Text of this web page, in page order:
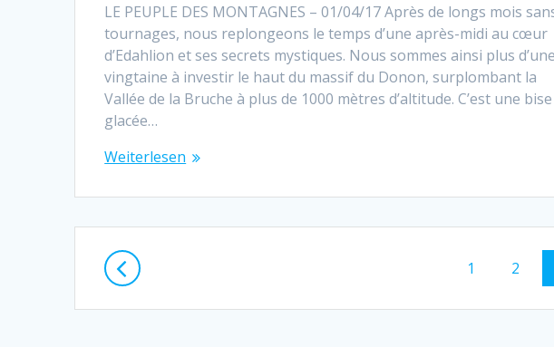
LE PEUPLE DES MONTAGNES – 01/04/17 Après de longs mois
tournages, nous replongeons le temps d’une après-midi au cœur
d’Edahlion et ses secrets mystiques. Nous sommes ainsi plus d’une
vingtaine à investir le haut du massif du Donon, surplombant la
Vallée de la Bruche à plus de 1000 mètres d’altitude. C’est une bise
glacée…
Weiterlesen
Beitragsnavigation Seite
1 Seite
2